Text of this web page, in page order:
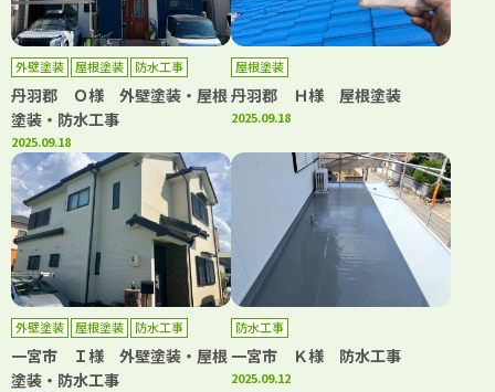
外壁塗装 屋根塗装 防水工事
丹羽郡 Ｏ様 外壁塗装・屋根
塗装・防水工事
2025.09.18
屋根塗装
丹羽郡 Ｈ様 屋根塗装
2025.09.18
外壁塗装 屋根塗装 防水工事
一宮市 Ｉ様 外壁塗装・屋根
塗装・防水工事
防水工事
一宮市 Ｋ様 防水工事
2025.09.12